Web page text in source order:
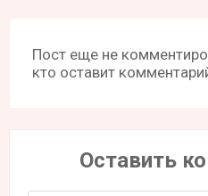
Пост еще не
кто оставит
Оставить